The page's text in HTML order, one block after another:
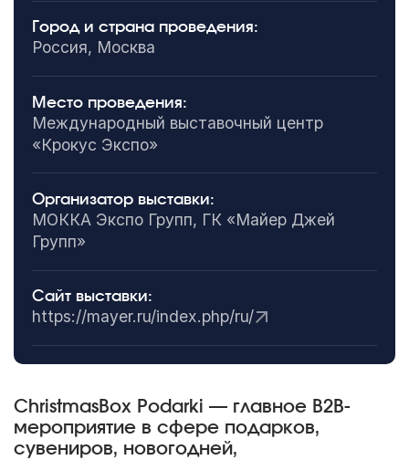
Город и страна проведения:
Россия, Москва
Место проведения:
Международный выставочный центр
«Крокус Экспо»
Организатор выставки:
МОККА Экспо Групп, ГК «Майер Джей
Групп»
Сайт выставки:
https://mayer.ru/index.php/ru/
ChristmasBox Podarki — главное B2B-
мероприятие в сфере подарков,
сувениров, новогодней,